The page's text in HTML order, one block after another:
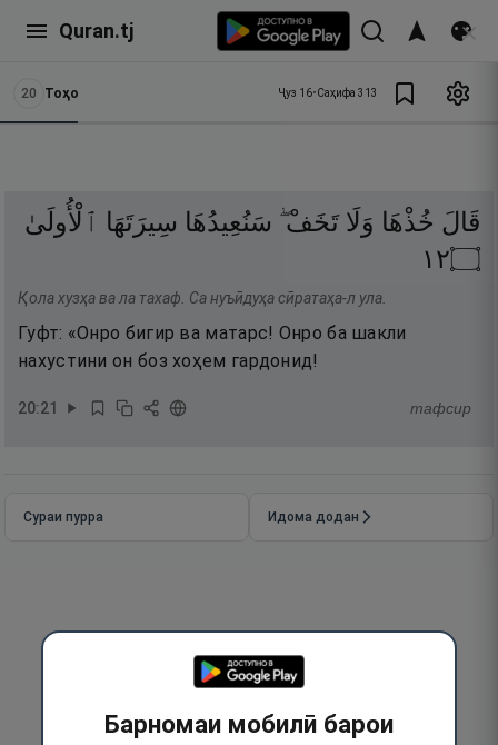
Quran.tj
20 Тоҳо Ҷуз 16•Саҳифа 313
قَالَ خُذْهَا وَلَا تَخَفْ ۖ سَنُعِيدُهَا سِيرَتَهَا ٱلْأُولَىٰ
۝٢١
Қола хузҳа ва ла тахаф. Са нуъӣдуҳа сӣратаҳа-л ула.
Гуфт: «Онро бигир ва матарс! Онро ба шакли
нахустини он боз хоҳем гардонид!
20:21 тафсир
Сураи пурра Идома додан
Барномаи мобилӣ барои